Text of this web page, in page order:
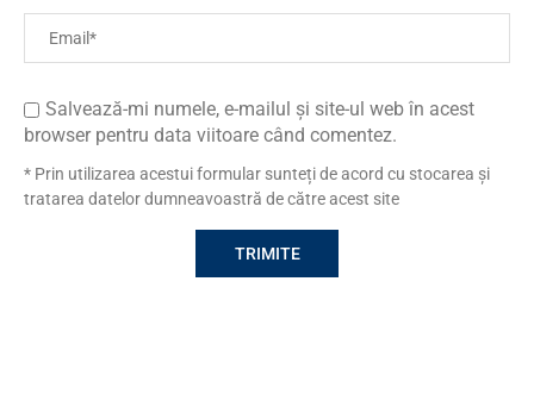
Salvează-mi numele, e-mailul și site-ul web în acest
browser pentru data viitoare când comentez.
* Prin utilizarea acestui formular sunteți de acord cu stocarea și
tratarea datelor dumneavoastră de către acest site